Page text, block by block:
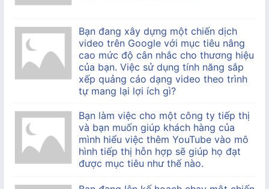
Bạn đang xây dựng một chiến dịch
video trên Google với mục tiêu nâng
cao mức độ cân nhắc cho thương hiệu
của bạn. Việc sử dụng tính năng sắp
xếp quảng cáo dạng video theo trình
tự mang lại lợi ích gì?
Bạn làm việc cho một công ty tiếp thị
và bạn muốn giúp khách hàng của
mình hiểu việc thêm YouTube vào mô
hình tiếp thị hỗn hợp sẽ giúp họ đạt
được mục tiêu như thế nào.